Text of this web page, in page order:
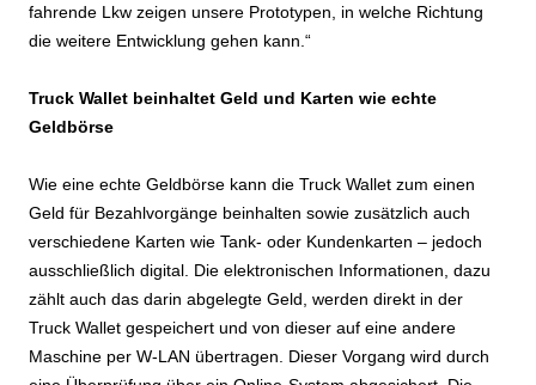
fahrende Lkw zeigen unsere Prototypen, in welche Richtung
die weitere Entwicklung gehen kann.“
Truck Wallet beinhaltet Geld und Karten wie echte
Geldbörse
Wie eine echte Geldbörse kann die Truck Wallet zum einen
Geld für Bezahlvorgänge beinhalten sowie zusätzlich auch
verschiedene Karten wie Tank- oder Kundenkarten – jedoch
ausschließlich digital. Die elektronischen Informationen, dazu
zählt auch das darin abgelegte Geld, werden direkt in der
Truck Wallet gespeichert und von dieser auf eine andere
Maschine per W-LAN übertragen. Dieser Vorgang wird durch